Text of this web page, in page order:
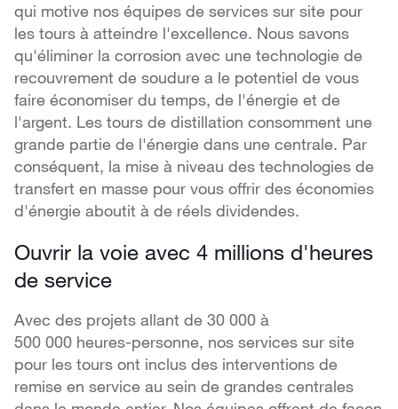
qui motive nos équipes de services sur site pour
les tours à atteindre l'excellence. Nous savons
qu'éliminer la corrosion avec une technologie de
recouvrement de soudure a le potentiel de vous
faire économiser du temps, de l'énergie et de
l'argent. Les tours de distillation consomment une
grande partie de l'énergie dans une centrale. Par
conséquent, la mise à niveau des technologies de
transfert en masse pour vous offrir des économies
d'énergie aboutit à de réels dividendes.
Ouvrir la voie avec 4 millions d'heures
de service
Avec des projets allant de 30 000 à
500 000 heures-personne, nos services sur site
pour les tours ont inclus des interventions de
remise en service au sein de grandes centrales